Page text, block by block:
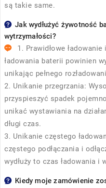
są takie same.
Jak wydłużyć żywotność
wytrzymałości?
1. Prawidłowe
ładowania baterii powinien
unikając pełnego
2. Unikanie przegrzania:
przyspieszyć spadek
unikać wystawiania na
długi czas.
3. Unikanie częstego
częstego podłączania i
wydłuży to czas ładowania i
Kiedy moje zamówienie